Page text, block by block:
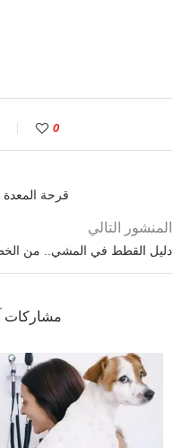
0
قرحة المعدة
المنشور التالي
دليل القطط في المشي.. من
مشاركات